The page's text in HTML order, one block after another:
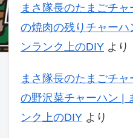
まさ隊長のたまごチャ
の焼肉の残りチャーハ
ンランク上のDIY より
まさ隊長のたまごチャ
の野沢菜チャーハン |
ンク上のDIY より